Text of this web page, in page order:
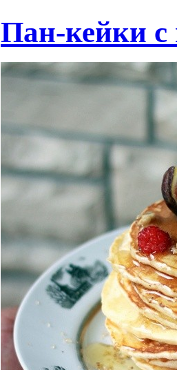
Пан-кейки